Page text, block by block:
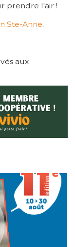
prendre l'air !
Ste-Anne.
aux